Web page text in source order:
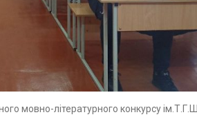
мовно-літературного конкурсу